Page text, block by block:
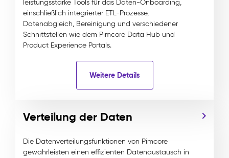
leistungsstarke Tools für das Daten-Onboarding,
einschließlich integrierter ETL-Prozesse,
Datenabgleich, Bereinigung und verschiedener
Schnittstellen wie dem Pimcore Data Hub und
Product Experience Portals.
Weitere Details
Verteilung der Daten
Die Datenverteilungsfunktionen von Pimcore
gewährleisten einen effizienten Datenaustausch in